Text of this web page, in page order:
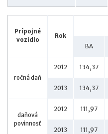
Prípojné
vozidlo
Rok
BA
ročná daň
2012 134,37
2013 134,37
daňová
povinnosť
2012 111,97
2013 111,97